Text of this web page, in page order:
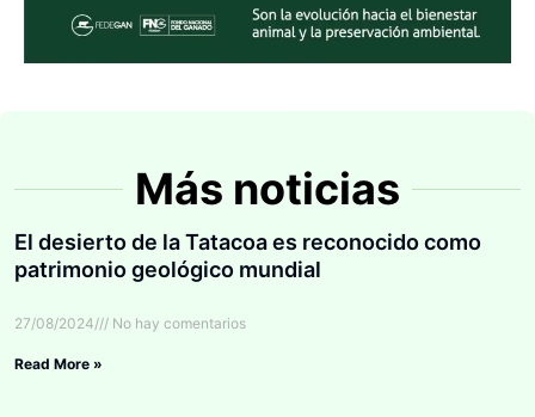
Más noticias
El desierto de la Tatacoa es reconocido como
patrimonio geológico mundial
27/08/2024 No hay comentarios
Read More »